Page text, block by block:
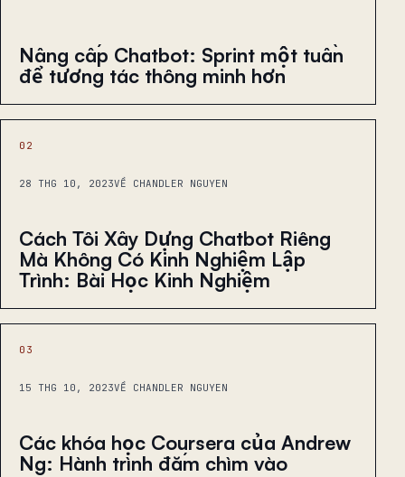
Nâng cấp Chatbot: Sprint một tuần
để tương tác thông minh hơn
02
28 THG 10, 2023VỀ CHANDLER NGUYEN
Cách Tôi Xây Dựng Chatbot Riêng
Mà Không Có Kinh Nghiệm Lập
Trình: Bài Học Kinh Nghiệm
03
15 THG 10, 2023VỀ CHANDLER NGUYEN
Các khóa học Coursera của Andrew
Ng: Hành trình đắm chìm vào